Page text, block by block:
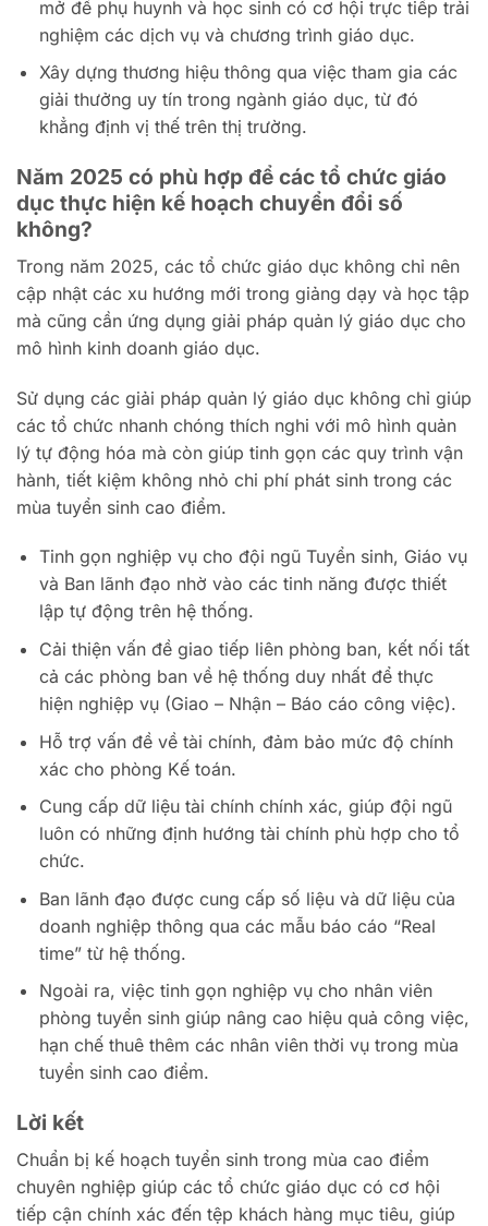
mở để phụ huynh và học sinh có cơ hội trực tiếp trải
nghiệm các dịch vụ và chương trình giáo dục.
Xây dựng thương hiệu thông qua việc tham gia các
giải thưởng uy tín trong ngành giáo dục, từ đó
khẳng định vị thế trên thị trường.
Năm 2025 có phù hợp để các tổ chức giáo
dục thực hiện kế hoạch chuyển đổi số
không?
Trong năm 2025, các tổ chức giáo dục không chỉ nên
cập nhật các xu hướng mới trong giảng dạy và học tập
mà cũng cần ứng dụng giải pháp quản lý giáo dục cho
mô hình kinh doanh giáo dục.
Sử dụng các giải pháp quản lý giáo dục không chỉ giúp
các tổ chức nhanh chóng thích nghi với mô hình quản
lý tự động hóa mà còn giúp tinh gọn các quy trình vận
hành, tiết kiệm không nhỏ chi phí phát sinh trong các
mùa tuyển sinh cao điểm.
Tinh gọn nghiệp vụ cho đội ngũ Tuyển sinh, Giáo vụ
và Ban lãnh đạo nhờ vào các tinh năng được thiết
lập tự động trên hệ thống.
Cải thiện vấn đề giao tiếp liên phòng ban, kết nối tất
cả các phòng ban về hệ thống duy nhất để thực
hiện nghiệp vụ (Giao – Nhận – Báo cáo công việc).
Hỗ trợ vấn đề về tài chính, đảm bảo mức độ chính
xác cho phòng Kế toán.
Cung cấp dữ liệu tài chính chính xác, giúp đội ngũ
luôn có những định hướng tài chính phù hợp cho tổ
chức.
Ban lãnh đạo được cung cấp số liệu và dữ liệu của
doanh nghiệp thông qua các mẫu báo cáo “Real
time” từ hệ thống.
Ngoài ra, việc tinh gọn nghiệp vụ cho nhân viên
phòng tuyển sinh giúp nâng cao hiệu quả công việc,
hạn chế thuê thêm các nhân viên thời vụ trong mùa
tuyển sinh cao điểm.
Lời kết
Chuẩn bị kế hoạch tuyển sinh trong mùa cao điểm
chuyên nghiệp giúp các tổ chức giáo dục có cơ hội
tiếp cận chính xác đến tệp khách hàng mục tiêu, giúp